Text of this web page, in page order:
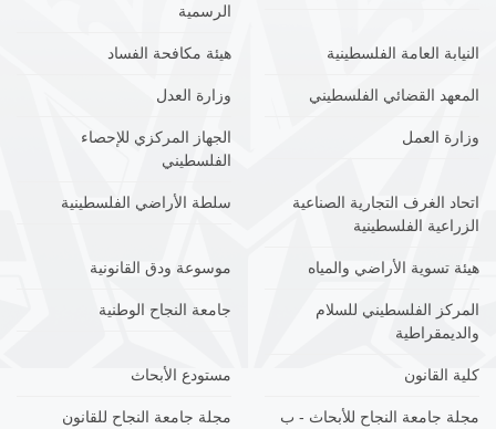
الرسمية
النيابة العامة الفلسطينية هيئة مكافحة الفساد
المعهد القضائي الفلسطيني وزارة العدل
وزارة العمل
الجهاز المركزي للإحصاء
الفلسطيني
اتحاد الغرف التجارية الصناعية
الزراعية الفلسطينية
سلطة الأراضي الفلسطينية
هيئة تسوية الأراضي والمياه موسوعة ودق القانونية
المركز الفلسطيني للسلام
والديمقراطية
جامعة النجاح الوطنية
كلية القانون مستودع الأبحاث
مجلة جامعة النجاح للأبحاث - ب مجلة جامعة النجاح للقانون